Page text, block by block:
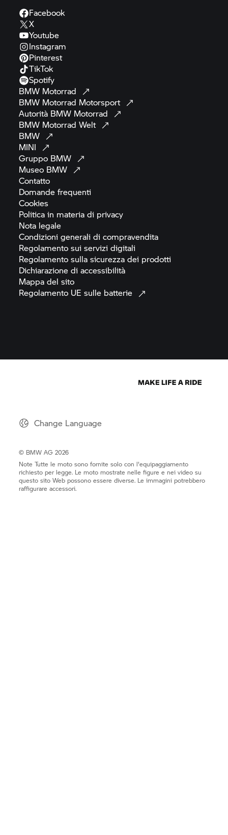
Facebook
X
Youtube
Instagram
Pinterest
TikTok
Spotify
BMW Motorrad
BMW Motorrad Motorsport
Autorità BMW Motorrad
BMW Motorrad Welt
BMW
MINI
Gruppo BMW
Museo BMW
Contatto
Domandefrequenti
Cookies
Politica in materia di privacy
Nota legale
Condizioni generali dicompravendita
Regolamento sui servizidigitali
Regolamento sulla sicurezza dei prodotti
Dichiarazione diaccessibilità
Mappa delsito
Regolamento UE sulle batterie
Change Language
© BMW AG 2026
Note Tutte le moto sono fornite solo con l'equipaggiamento
richiesto per legge. Le moto mostrate nelle figure e nei video su
questo sito Web possono essere diverse. Le immagini potrebbero
raffigurare accessori.